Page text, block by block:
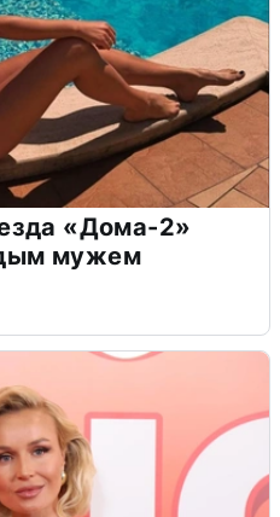
«Дома-2»
мужем